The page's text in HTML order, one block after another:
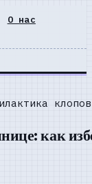
О нас
как